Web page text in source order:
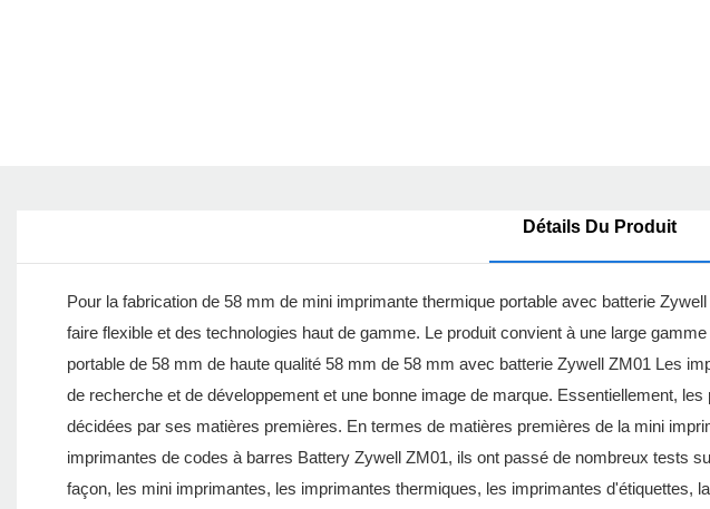
Détails Du Produit
Pour la fabrication de 58 mm de mini imprimante thermique portable avec batterie
faire flexible et des technologies haut de gamme. Le produit convient à une large
portable de 58 mm de haute qualité 58 mm de 58 mm avec batterie Zywell ZM01 Les
de recherche et de développement et une bonne image de marque. Essentiellement,
décidées par ses matières premières. En termes de matières premières de la mini
imprimantes de codes à barres Battery Zywell ZM01, ils ont passé de nombreux tests
façon, les mini imprimantes, les imprimantes thermiques, les imprimantes d'étiquettes,